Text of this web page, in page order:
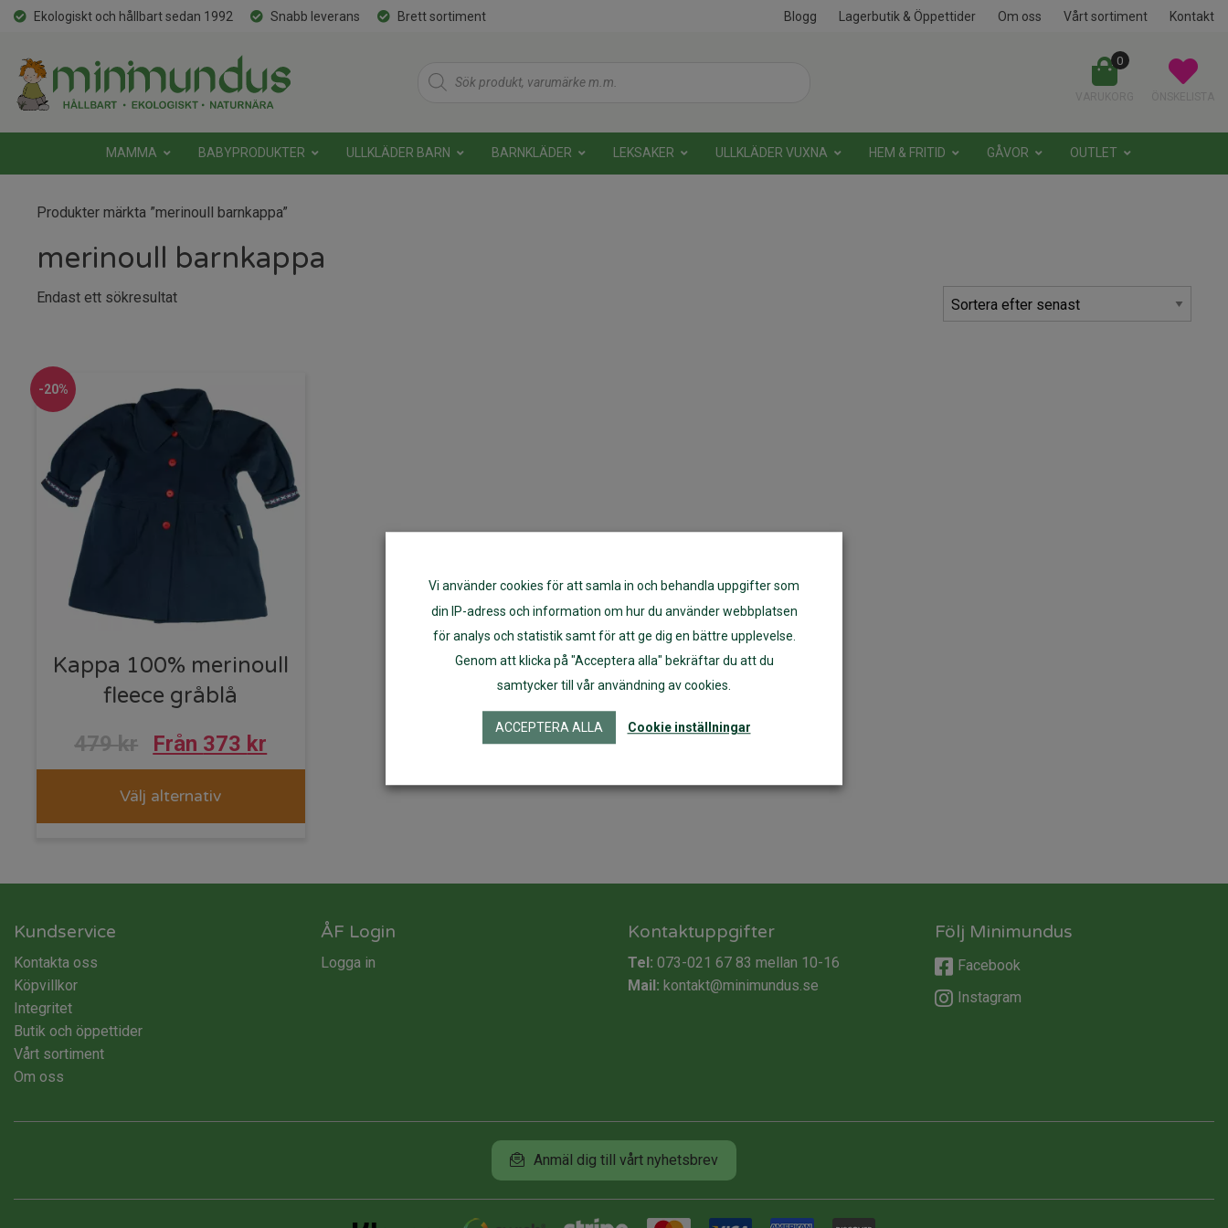
Ekologiskt och hållbart sedan 1992 Snabb leverans Brett sortiment Blogg Lagerbutik & Öppettider Om oss Vårt sortiment Kontakt
Products
search
0
MAMMA BABYPRODUKTER ULLKLÄDER BARN BARNKLÄDER LEKSAKER ULLKLÄDER VUXNA HEM & FRITID GÅVOR OUTLET
Produkter märkta ”merinoull barnkappa”
merinoull barnkappa
Endast ett sökresultat
-20%
Kappa 100% merinoull
fleece gråblå
479kr Från 373 kr
Välj alternativ
Kundservice
Kontakta oss
Köpvillkor
Integritet
Butik och öppettider
Vårt sortiment
Om oss
ÅF Login
Logga in
Kontaktuppgifter
Tel: 073-021 67 83 mellan 10-16
Mail: kontakt@minimundus.se
Följ Minimundus
Facebook
Instagram
Anmäl dig till vårt nyhetsbrev
Vi använder cookies för att samla in och behandla uppgifter som
din IP-adress och information om hur du använder webbplatsen
för analys och statistik samt för att ge dig en bättre upplevelse.
Genom att klicka på "Acceptera alla" bekräftar du att du
samtycker till vår användning av cookies.
ACCEPTERA ALLA Cookie inställningar